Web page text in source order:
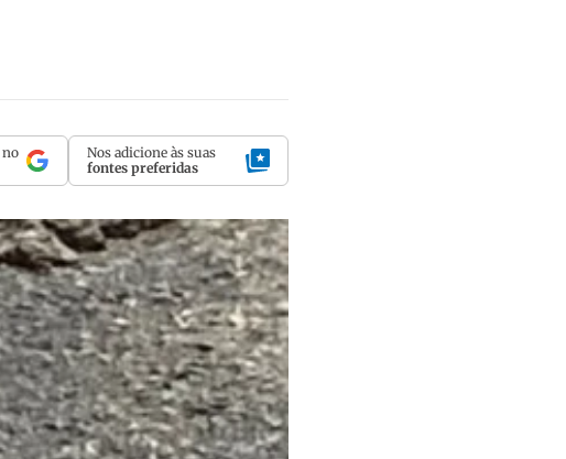
no
Nos adicione às suas
fontes preferidas